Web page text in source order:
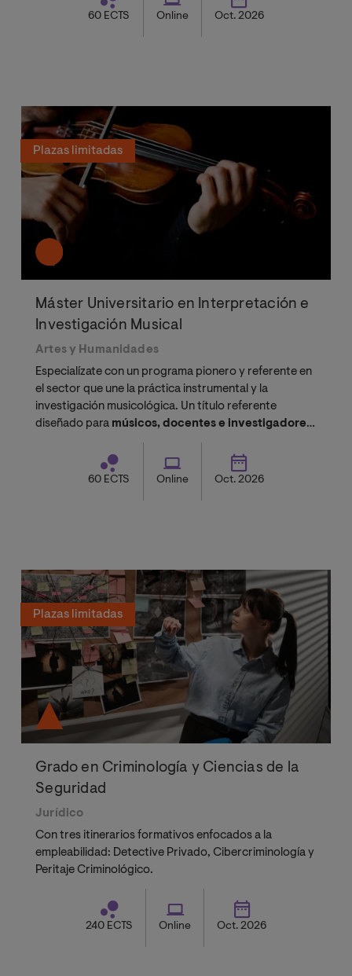
60 ECTS Online Oct. 2026
Plazas limitadas
Máster Universitario en Interpretación e
Investigación Musical
Artes y Humanidades
Especialízate con un programa pionero y referente en
el sector que une la práctica instrumental y la
investigación musicológica. Un título referente
diseñado para músicos, docentes e investigadores
que buscan sumar puntos en
oposiciones de
conservatorio, acceder aldoctoradoo perfeccionar
su perfil artístico sin renunciar a su actividad
60 ECTS Online Oct. 2026
Plazas limitadas
Grado en Criminología y Ciencias de la
Seguridad
Jurídico
Con tres itinerarios formativos enfocados a la
empleabilidad: Detective Privado, Cibercriminología y
Peritaje Criminológico.
240 ECTS Online Oct. 2026